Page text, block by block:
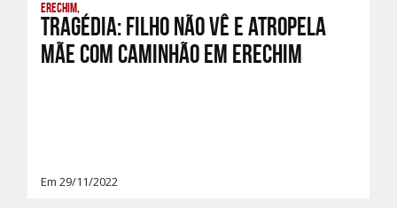
Erechim,
Tragédia: Filho não vê e atropela
mãe com caminhão em Erechim
Em 29/11/2022